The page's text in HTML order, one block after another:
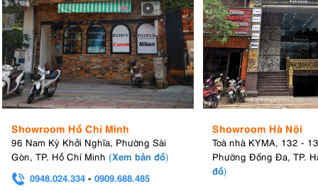
Showroom Hồ Chí Minh
96 Nam Kỳ Khởi Nghĩa, Phường Sài
Gòn, TP. Hồ Chí Minh (Xem bản đồ)
0948.024.334 - 0909.688.485
Showroom Hà Nội
Toà nhà KYMA, 132 -
Phường Đống Đa, TP.
đồ)